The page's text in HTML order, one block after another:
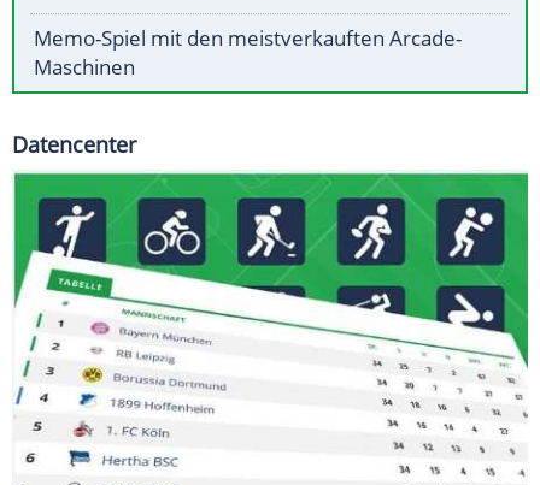
Memo-Spiel mit den meistverkauften Arcade-
Maschinen
Datencenter